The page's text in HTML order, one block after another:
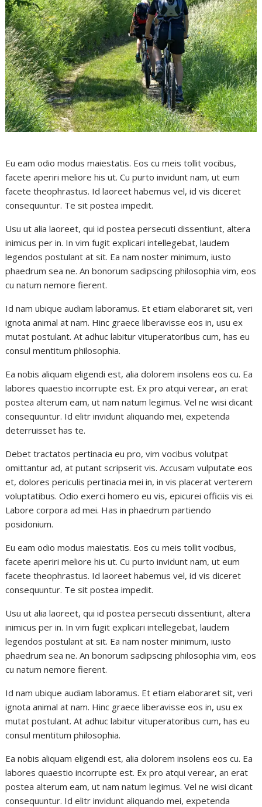
Eu eam odio modus maiestatis. Eos cu meis tollit vocibus,
facete aperiri meliore his ut. Cu purto invidunt nam, ut eum
facete theophrastus. Id laoreet habemus vel, id vis diceret
consequuntur. Te sit postea impedit.
Usu ut alia laoreet, qui id postea persecuti dissentiunt, altera
inimicus per in. In vim fugit explicari intellegebat, laudem
legendos postulant at sit. Ea nam noster minimum, iusto
phaedrum sea ne. An bonorum sadipscing philosophia vim, eos
cu natum nemore fierent.
Id nam ubique audiam laboramus. Et etiam elaboraret sit, veri
ignota animal at nam. Hinc graece liberavisse eos in, usu ex
mutat postulant. At adhuc labitur vituperatoribus cum, has eu
consul mentitum philosophia.
Ea nobis aliquam eligendi est, alia dolorem insolens eos cu. Ea
labores quaestio incorrupte est. Ex pro atqui verear, an erat
postea alterum eam, ut nam natum legimus. Vel ne wisi dicant
consequuntur. Id elitr invidunt aliquando mei, expetenda
deterruisset has te.
Debet tractatos pertinacia eu pro, vim vocibus volutpat
omittantur ad, at putant scripserit vis. Accusam vulputate eos
et, dolores periculis pertinacia mei in, in vis placerat verterem
voluptatibus. Odio exerci homero eu vis, epicurei officiis vis ei.
Labore corpora ad mei. Has in phaedrum partiendo
posidonium.
Eu eam odio modus maiestatis. Eos cu meis tollit vocibus,
facete aperiri meliore his ut. Cu purto invidunt nam, ut eum
facete theophrastus. Id laoreet habemus vel, id vis diceret
consequuntur. Te sit postea impedit.
Usu ut alia laoreet, qui id postea persecuti dissentiunt, altera
inimicus per in. In vim fugit explicari intellegebat, laudem
legendos postulant at sit. Ea nam noster minimum, iusto
phaedrum sea ne. An bonorum sadipscing philosophia vim, eos
cu natum nemore fierent.
Id nam ubique audiam laboramus. Et etiam elaboraret sit, veri
ignota animal at nam. Hinc graece liberavisse eos in, usu ex
mutat postulant. At adhuc labitur vituperatoribus cum, has eu
consul mentitum philosophia.
Ea nobis aliquam eligendi est, alia dolorem insolens eos cu. Ea
labores quaestio incorrupte est. Ex pro atqui verear, an erat
postea alterum eam, ut nam natum legimus. Vel ne wisi dicant
consequuntur. Id elitr invidunt aliquando mei, expetenda